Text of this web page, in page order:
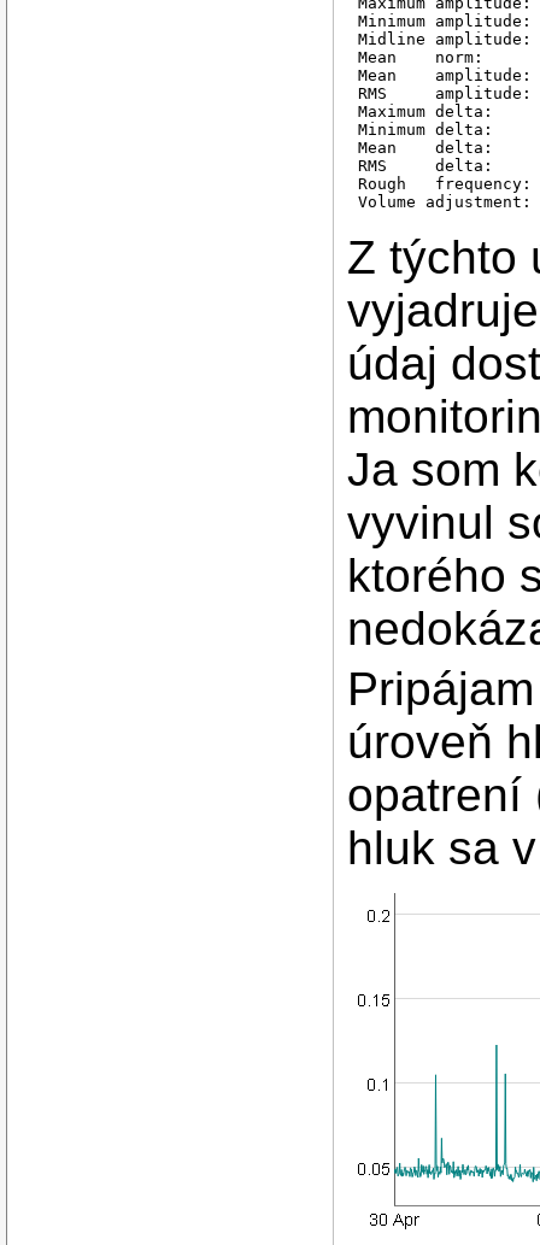
Minimum
Midline amplitude:
Mean    norm:
Mean
RMS
Maximum delta:
Minimum delta:
Mean    delta:
RMS     delta:
Rough
Volume
Z týchto
údaj
Ja som
vyvinul
ktorého
úroveň
opatrení
hluk sa